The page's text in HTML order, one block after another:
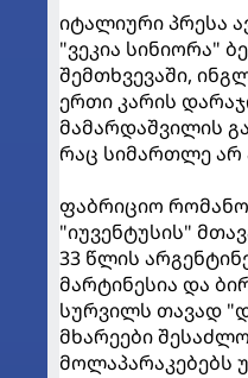
იტალიური პრესა
"ვეკია სინიორა"
შემთხვევაში,
ერთი კარის
მამარდაშვილის
რაც სიმართლე არ
ფაბრიციო
"იუვენტუსის"
33 წლის
მარტინესია და
სურვილს თავად
მხარეები
მოლაპარაკებებს